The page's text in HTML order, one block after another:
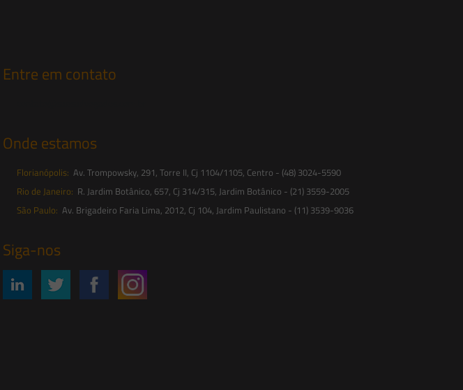
Entre em contato
Onde estamos
Florianópolis: Av. Trompowsky, 291, Torre II, Cj 1104/1105, Centro - (48) 3024-5590
Rio de Janeiro: R. Jardim Botânico, 657, Cj 314/315, Jardim Botânico - (21) 3559-2005
São Paulo: Av. Brigadeiro Faria Lima, 2012, Cj 104, Jardim Paulistano - (11) 3539-9036
Siga-nos